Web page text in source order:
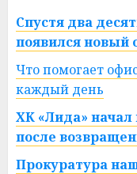
Спустя два
появился новый
Что помогает
каждый день
ХК «Лида» начал
после
Прокуратура